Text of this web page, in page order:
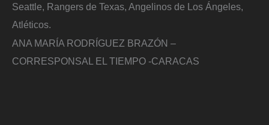
Seattle, Rangers de Texas, Angelinos de Los Ángeles,
Atléticos.
ANA MARÍA RODRÍGUEZ BRAZÓN –
CORRESPONSAL EL TIEMPO -CARACAS